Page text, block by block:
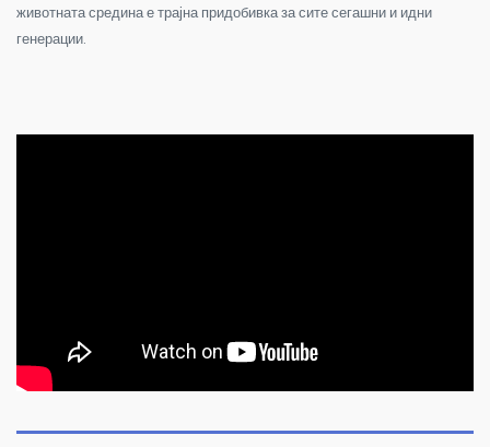
животната средина е трајна придобивка за сите сегашни и идни
генерации.